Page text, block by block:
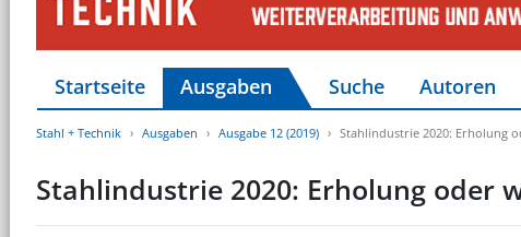
Startseite Ausgaben Suche Autoren
Stahl + Technik Ausgaben Ausgabe 12 (2019) Stahlindustrie 2020: Erholung
Stahlindustrie 2020: Erholung oder